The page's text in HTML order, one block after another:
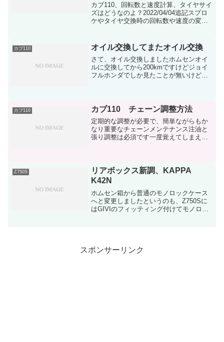
カブ110、回転数と速度計算、タイヤサイ
ズはどうなのよ？2022/04/04追記スプロ
ケやタイヤ交換時の回転数や速度の変化
てやってください。C125，CT125...
カブ110 オイル交換してまたオイル交換
さて、オイル交換しましたホムセンオイ
ルに交換してから200kmですけどジョイ
フルホンダでしか見たことが無いけど、
スメしたいオイルSU...
カブ110 カブ110 チェーン調整方法
定期的な調整が必要で、簡単ながらもか
なり重要なチェーンメンテナンス注油と
張り調整は必須です一度覚えてしまえば
すバリバリにイジる方から...
Z750S
リアボックス新調、KAPPA
K42N
ホムセン箱から普通のモノロックケース
へと変更しましたというのも、Z750Sに
はGIVIのフィッティング付けてモノロッ
スポンサーリンク